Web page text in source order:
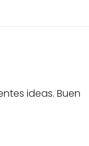
ideas. Buen